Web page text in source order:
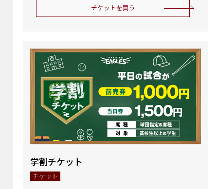
チケットを買う
学割チケット
チケット